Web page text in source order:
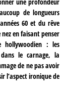
de longueurs
60 et du rêve
en faisant penser
hollywoodien : les
le carnage, la
de ne pas avoir
l’aspect ironique de